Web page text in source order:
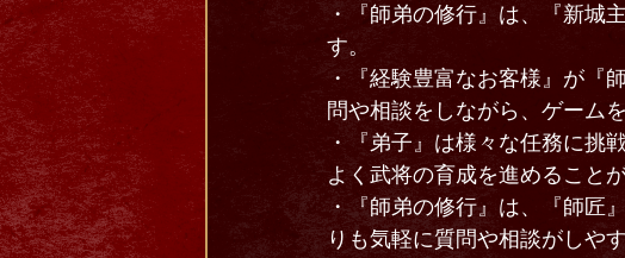
・『師弟の修行』は、『新城
す。
・『経験豊富なお客様』が『
問や相談をしながら、ゲーム
・『弟子』は様々な任務に挑
よく武将の育成を進めること
・『師弟の修行』は、『師匠
りも気軽に質問や相談がしや